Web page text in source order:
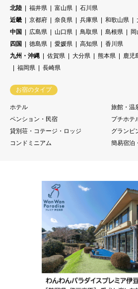
北陸
福井県 富山県
石川県
近畿
京都府 奈良県 兵庫県 和歌山県
中国
広島県 山口県 鳥取県 島根県
岡
四国
徳島県 愛媛県 高知県
香川県
九州・沖縄
佐賀県 大分県 熊本県 鹿児
福岡県
長崎県
お宿のタイプ
ホテル
旅館・温
ペンション・民宿
プチホテ
貸別荘・コテージ・ロッジ
グランピ
コンドミニアム
簡易宿泊